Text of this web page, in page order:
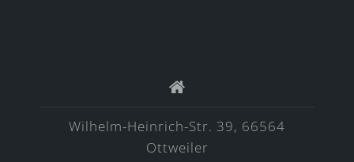
Wilhelm-Heinrich-Str. 39, 66564
Ottweiler